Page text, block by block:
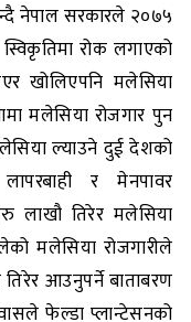
नेपाल सरकारले २०७५
रोक लगाएको
खोलिएपनि मलेसिया
मलेसिया रोजगार पुन
ल्याउने दुई देशको
र मेनपावर
लाखौ तिरेर मलेसिया
मलेसिया रोजगारीले
आउनुपर्ने बाताबरण
फेल्डा प्लान्टेसनको